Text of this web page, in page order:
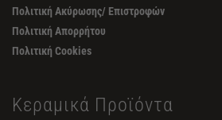
Πολιτική Ακύρωσης/ Επιστροφών
Πολιτική Απορρήτου
Πολιτική Cookies
Κεραμικά Προϊόντα